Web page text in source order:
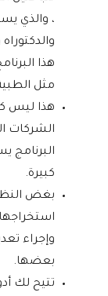
، والذي
هذا
مثل
هذا ليس
الشركات
البرنامج
كبيرة.
بغض
وإجراء
بعضها.
تتيح لك